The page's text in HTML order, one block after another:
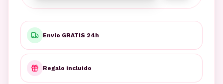
Envío GRATIS 24h
Regalo incluido